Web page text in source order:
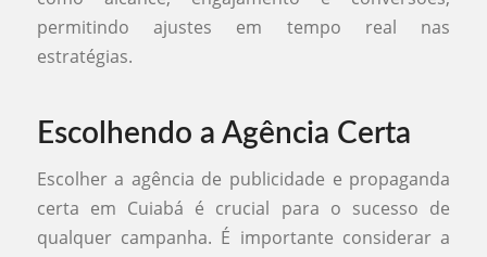
permitindo ajustes em tempo real nas
estratégias.
Escolhendo a Agência Certa
Escolher a agência de publicidade e propaganda
certa em Cuiabá é crucial para o sucesso de
qualquer campanha. É importante considerar a